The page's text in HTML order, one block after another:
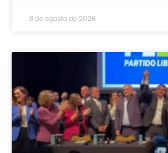
6 de agosto de 2026